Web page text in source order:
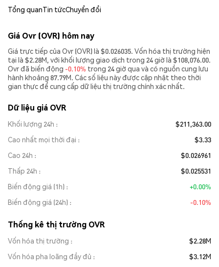
Tổng quanTin tứcChuyển đổi
Giá Ovr (OVR) hôm nay
Giá trực tiếp của Ovr (OVR) là $0.026035. Vốn hóa thị trường hiện
tại là $2.28M, với khối lượng giao dịch trong 24 giờ là $108,076.00.
Ovr đã biến động -0.10% trong 24 giờ qua và có nguồn cung lưu
hành khoảng 87.79M. Các số liệu này được cập nhật theo thời
gian thực để cung cấp dữ liệu thị trường chính xác nhất.
Dữ liệu giá OVR
Khối lượng 24h
$211,363.00
Cao nhất mọi thời đại
$3.33
Cao 24h
$0.026961
Thấp 24h
$0.025531
Biến động giá (1h)
+0.00%
Biến động giá (24h)
-0.10%
Thống kê thị trường OVR
Vốn hóa thị trường
$2.28M
Vốn hóa pha loãng đầy đủ
$3.12M